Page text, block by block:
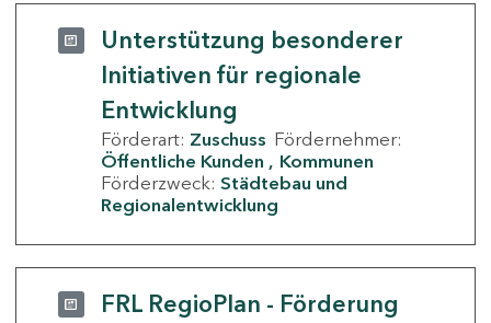
Unterstützung besonderer
Initiativen für regionale
Entwicklung
Förderart: Zuschuss Fördernehmer:
Öffentliche Kunden
Kommunen
Förderzweck: Städtebau und
Regionalentwicklung
FRL RegioPlan - Förderung